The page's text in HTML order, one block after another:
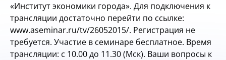
«Институт экономики города». Для подключения к
трансляции достаточно перейти по ссылке:
www.aseminar.ru/tv/26052015/. Регистрация не
требуется. Участие в семинаре бесплатное. Время
трансляции: с 10.00 до 11.30 (Мск). Ваши вопросы к